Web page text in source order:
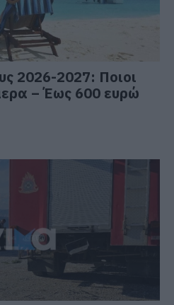
2026-2027: Ποιοι
– Έως 600 ευρώ